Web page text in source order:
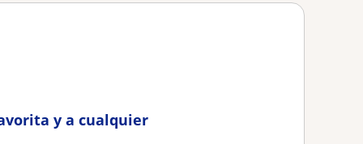
y a cualquier